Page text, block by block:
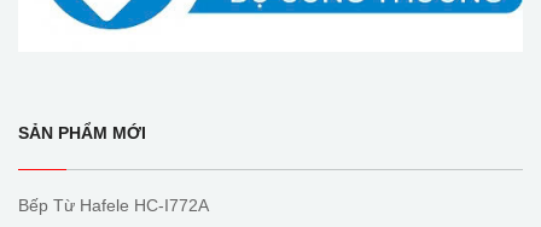
SẢN PHẨM MỚI
Bếp Từ Hafele HC-I772A